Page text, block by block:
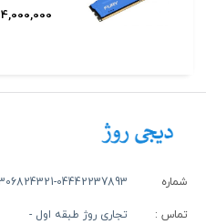
4,000,000
شماره
تماس : تجاری روژ طبقه اول -